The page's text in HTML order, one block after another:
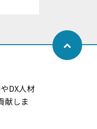
DX人材
献しま